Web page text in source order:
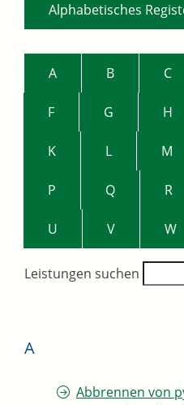
Alphabetisches
A B C
F G H
K L M
P Q R
U V W
Leistungen suchen
A
Abbrennen von